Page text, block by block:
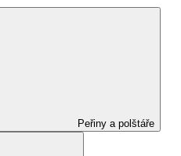
Peřiny a polštáře